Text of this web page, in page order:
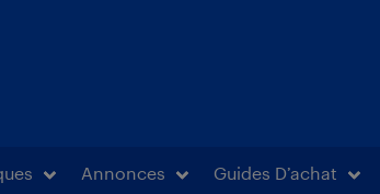
Annonces Guides D’achat